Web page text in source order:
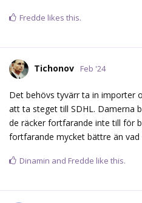
Fredde likes this.
Tichonov Feb '24
Det behövs tyvärr ta in importer
att ta steget till SDHL. Damerna
de räcker fortfarande inte till för
fortfarande mycket bättre än vad
Dinamin and Fredde like this.